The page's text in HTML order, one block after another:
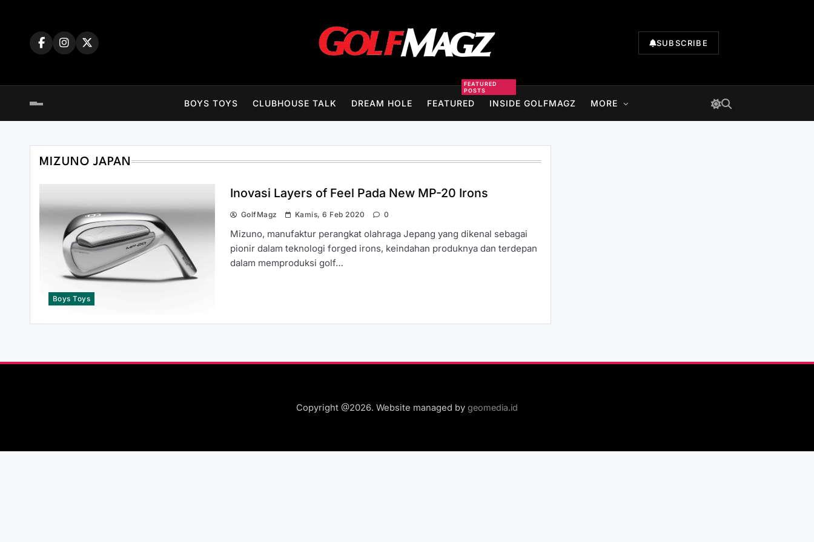
SUBSCRIBE
BOYS TOYS CLUBHOUSE TALK DREAM HOLE FEATURED
FEATURED
POSTS
INSIDE GOLFMAGZ MORE
MIZUNO JAPAN
Boys Toys
Inovasi Layers of Feel Pada New MP-20 Irons
GolfMagz Kamis, 6 Feb 2020 0
Mizuno, manufaktur perangkat olahraga Jepang yang dikenal sebagai
pionir dalam teknologi forged irons, keindahan produknya dan terdepan
dalam memproduksi golf…
Copyright @2026. Website managed by geomedia.id